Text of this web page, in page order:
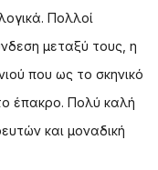
Πολλοί
μεταξύ τους, η
που ως το σκηνικό
έπακρο. Πολύ καλή
και μοναδική